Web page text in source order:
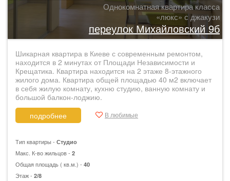
Однокомнатная квартира класса
«люкс» с джакузи
переулок Михайловский 9б
Шикарная квартира в Киеве с современным ремонтом,
находится в 2 минутах от Площади Независимости и
Крещатика. Квартира находится на 2 этаже 8-этажного
жилого дома. Квартира общей площадью 40 м2 включает
в себя жилую комнату, кухню студию, ванную комнату и
большой балкон-лоджию.
подробнее
В любимые
Тип квартиры - Студио
Макс. К-во жильцов - 2
Общая площадь ( кв.м.) - 40
Этаж - 2/8